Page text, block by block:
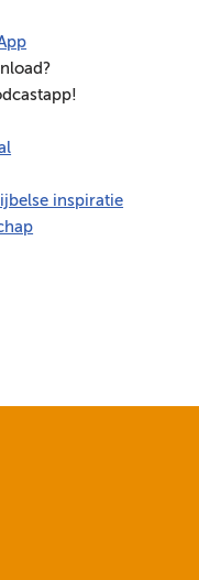
inspiratie